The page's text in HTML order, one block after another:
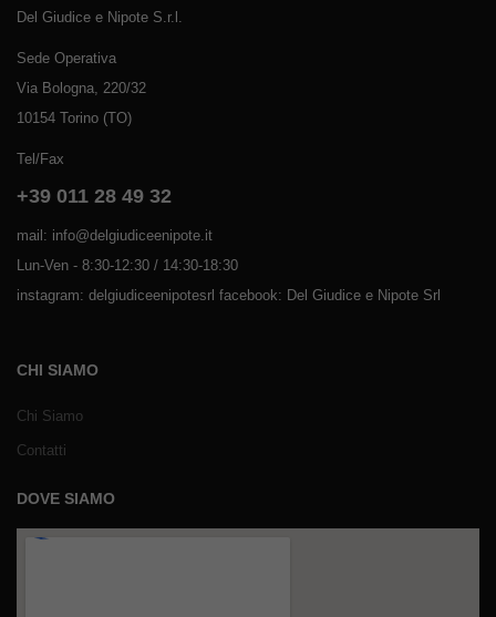
Del Giudice e Nipote S.r.l.
Sede Operativa
Via Bologna, 220/32
10154 Torino (TO)
Tel/Fax
+39 011 28 49 32
mail: info@delgiudiceenipote.it
Lun-Ven - 8:30-12:30 / 14:30-18:30
instagram: delgiudiceenipotesrl facebook: Del Giudice e Nipote Srl
CHI SIAMO
Chi Siamo
Contatti
DOVE SIAMO